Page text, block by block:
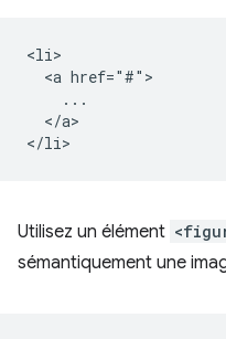
<li>
  <a href="#">
    ...
  </a>
Utilisez un élément
sémantiquement une